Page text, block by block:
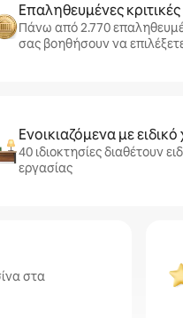
Επαληθευμένες
Πάνω από 2.770
σας βοηθήσουν να
Ενοικιαζόμενα με
40 ιδιοκτησίες διαθέτουν
εργασίας
στα